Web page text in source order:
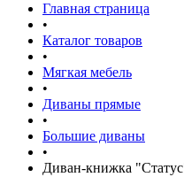
Главная страница
•
Каталог товаров
•
Мягкая мебель
•
Диваны прямые
•
Большие диваны
•
Диван-книжка